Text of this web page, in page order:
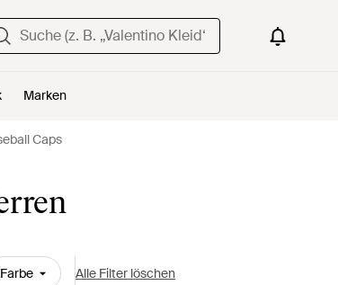
Marken
Caps
Farbe Alle Filter löschen